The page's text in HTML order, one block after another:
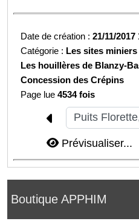
Boutique APPHIM
Date de création :21/11/2017
Catégorie : Les sites miniers
Les houillères de Blanzy-
Concession des Crépins
Page lue4534 fois
Prévisualiser...